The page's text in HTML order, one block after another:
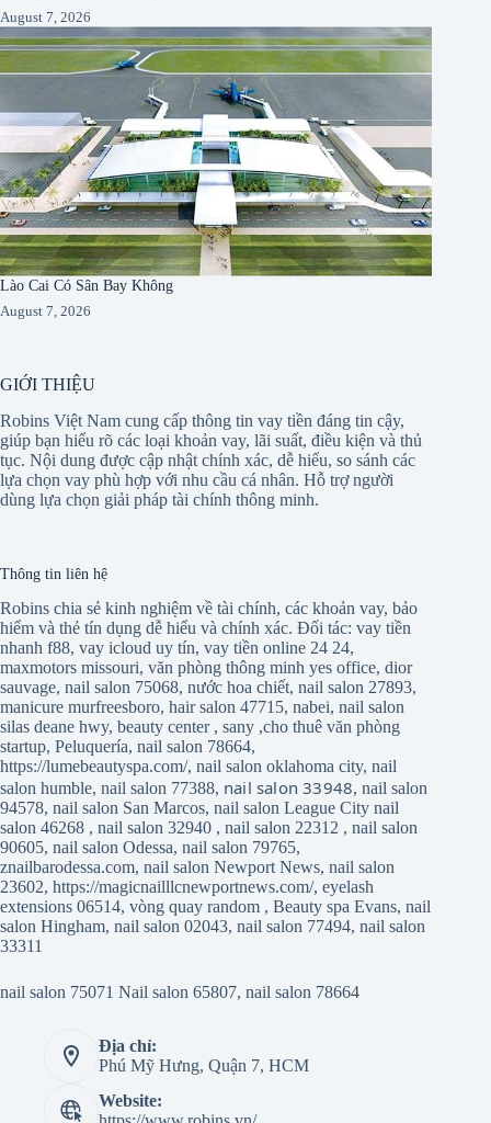
August 7, 2026
Lào Cai Có Sân Bay Không
August 7, 2026
GIỚI THIỆU
Robins Việt Nam cung cấp thông tin vay tiền đáng tin cậy,
giúp bạn hiểu rõ các loại khoản vay, lãi suất, điều kiện và thủ
tục. Nội dung được cập nhật chính xác, dễ hiểu, so sánh các
lựa chọn vay phù hợp với nhu cầu cá nhân. Hỗ trợ người
dùng lựa chọn giải pháp tài chính thông minh.
Thông tin liên hệ
Robins chia sẻ kinh nghiệm về tài chính, các khoản vay, bảo
hiểm và thẻ tín dụng dễ hiểu và chính xác. Đối tác: vay tiền
nhanh f88, vay icloud uy tín, vay tiền online 24 24,
maxmotors missouri, văn phòng thông minh yes office, dior
sauvage, nail salon 75068, nước hoa chiết, nail salon 27893,
manicure murfreesboro, hair salon 47715, nabei, nail salon
silas deane hwy, beauty center, sany ,cho thuê văn phòng
startup, Peluquería, nail salon 78664,
https://lumebeautyspa.com/, nail salon oklahoma city, nail
salon humble, nail salon 77388, nail salon 33948,nail salon
94578, nail salon San Marcos, nail salon League City nail
salon 46268 , nail salon 32940 , nail salon 22312 , nail salon
90605, nail salon Odessa, nail salon 79765,
znailbarodessa.com, nail salon Newport News, nail salon
23602, https://magicnailllcnewportnews.com/, eyelash
extensions 06514, vòng quay random , Beauty spa Evans, nail
salon Hingham, nail salon 02043, nail salon 77494, nail salon
33311
nail salon 75071 Nail salon 65807, nail salon 78664
Địa chỉ:
Phú Mỹ Hưng, Quận 7, HCM
Website: